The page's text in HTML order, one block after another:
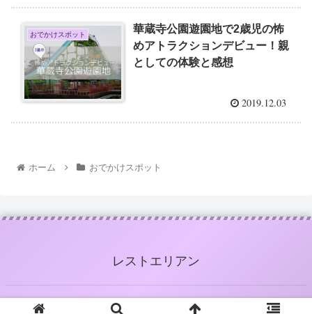
おでかけスポット
華蔵寺公園遊園地で2歳児の怖
めアトラクションデビュー！親
としての体験と感想
2019.12.03
ホーム おでかけスポット
レストエリアン